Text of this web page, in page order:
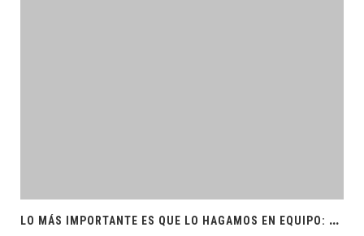
L
O MÁS IMPORTANTE ES QUE LO HAGAMOS EN EQUIPO: CPL